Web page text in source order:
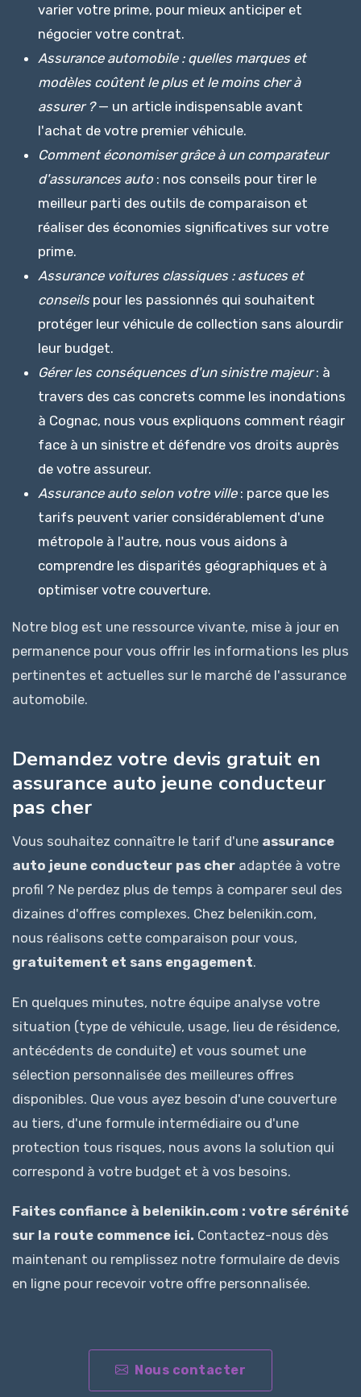
varier votre prime, pour mieux anticiper et
négocier votre contrat.
Assurance automobile : quelles marques et
modèles coûtent le plus et le moins cher à
assurer ?— un article indispensable avant
l'achat de votre premier véhicule.
Comment économiser grâce à un comparateur
d'assurances auto : nos conseils pour tirer le
meilleur parti des outils de comparaison et
réaliser des économies significatives sur votre
prime.
Assurance voitures classiques : astuces et
conseils pour les passionnés qui souhaitent
protéger leur véhicule de collection sans alourdir
leur budget.
Gérer les conséquences d'un sinistre majeur: à
travers des cas concrets comme les inondations
à Cognac, nous vous expliquons comment réagir
face à un sinistre et défendre vos droits auprès
de votre assureur.
Assurance auto selon votre ville: parce que les
tarifs peuvent varier considérablement d'une
métropole à l'autre, nous vous aidons à
comprendre les disparités géographiques et à
optimiser votre couverture.
Notre blog est une ressource vivante, mise à jour en
permanence pour vous offrir les informations les plus
pertinentes et actuelles sur le marché de l'assurance
automobile.
Demandez votre devis gratuit en
assurance auto jeune conducteur
pas cher
Vous souhaitez connaître le tarif d'une assurance
auto jeune conducteur pas cher adaptée à votre
profil ? Ne perdez plus de temps à comparer seul des
dizaines d'offres complexes. Chez belenikin.com,
nous réalisons cette comparaison pour vous,
gratuitement et sans engagement.
En quelques minutes, notre équipe analyse votre
situation (type de véhicule, usage, lieu de résidence,
antécédents de conduite) et vous soumet une
sélection personnalisée des meilleures offres
disponibles. Que vous ayez besoin d'une couverture
au tiers, d'une formule intermédiaire ou d'une
protection tous risques, nous avons la solution qui
correspond à votre budget et à vos besoins.
Faites confiance à belenikin.com : votre sérénité
sur la route commence ici. Contactez-nous dès
maintenant ou remplissez notre formulaire de devis
en ligne pour recevoir votre offre personnalisée.
Nous contacter